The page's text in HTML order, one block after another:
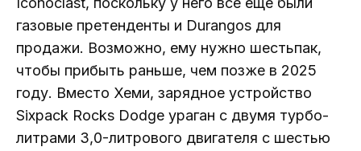
газовые претенденты и Durangos для
продажи. Возможно, ему нужно шестьпак,
чтобы прибыть раньше, чем позже в 2025
году. Вместо Хеми, зарядное устройство
Sixpack Rocks Dodge ураган с двумя турбо-
литрами 3,0-литрового двигателя с шестью